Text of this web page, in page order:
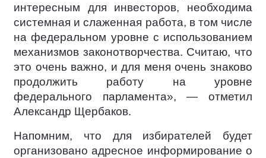
интересным для инвесторов, необходима
системная и слаженная работа, в том числе
на федеральном уровне с использованием
механизмов законотворчества. Считаю, что
это очень важно, и для меня очень знаково
продолжить работу на уровне
федерального парламента», — отметил
Александр Щербаков.
Напомним, что для избирателей будет
организовано адресное информирование о